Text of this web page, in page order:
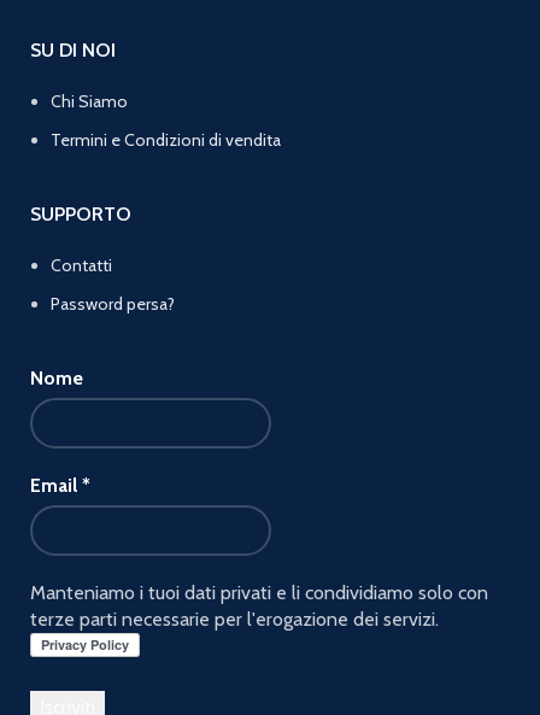
SU DI NOI
Chi Siamo
Termini e Condizioni di vendita
SUPPORTO
Contatti
Password persa?
Nome
Email *
Manteniamo i tuoi dati privati e li condividiamo solo con
terze parti necessarie per l'erogazione dei servizi.